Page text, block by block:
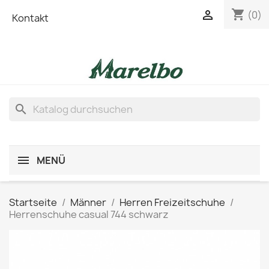
Kontakt shopping_cart (0)

search
MENÜ
Startseite Männer
Herren Freizeitschuhe
Herrenschuhe casual 744 schwarz